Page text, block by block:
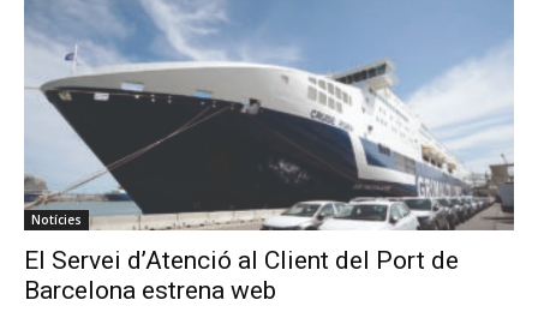
Notícies
El Servei d’Atenció al Client del Port de
Barcelona estrena web